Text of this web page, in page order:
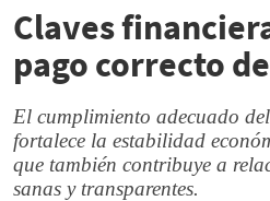
Claves
pago correcto
El cumplimiento adecuado
fortalece la estabilidad
que también contribuye a
sanas y transparentes.